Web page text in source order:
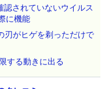
されていないウイルス
に機能
刃がヒゲを剃っただけで
する動きに出る